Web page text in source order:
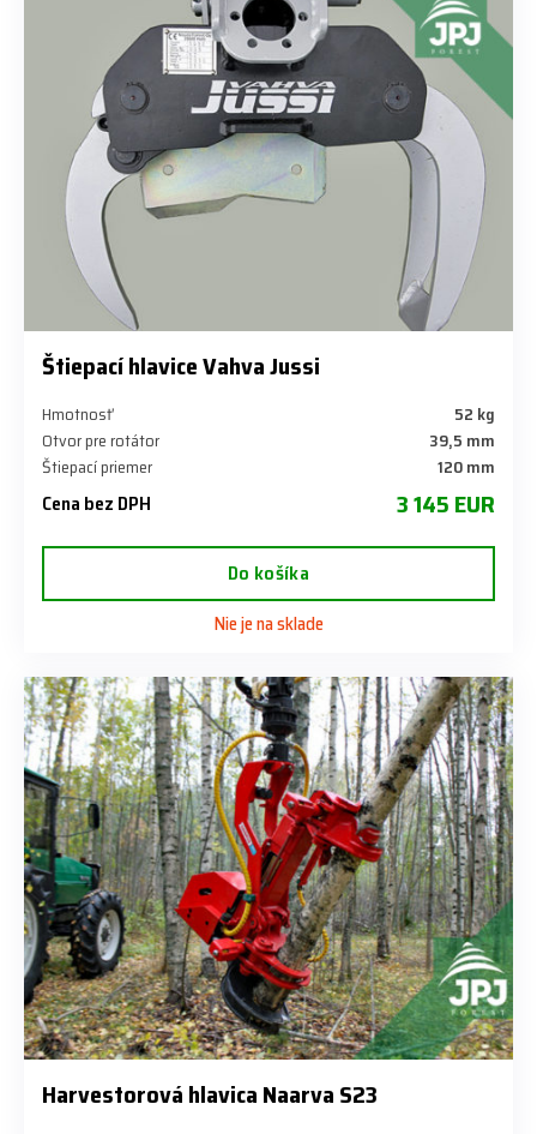
Štiepací hlavice Vahva Jussi
Hmotnosť
52 kg
Otvor pre rotátor
39,5 mm
Štiepací priemer
120 mm
Cena bez DPH 3 145 EUR
Do košíka
Nie je na sklade
Harvestorová hlavica Naarva S23